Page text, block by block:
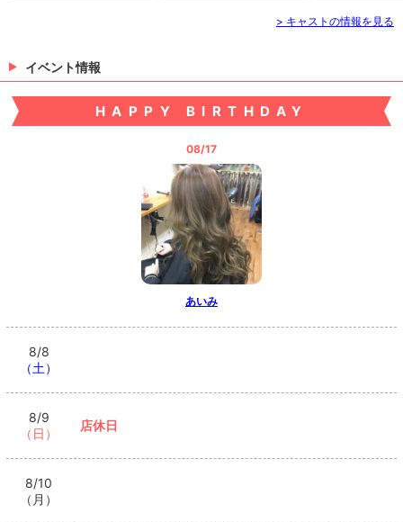
> キャストの情報を見る
イベント情報
HAPPY BIRTHDAY
08/17
あいみ
8/8
（土）
8/9
（日）
店休日
8/10
（月）